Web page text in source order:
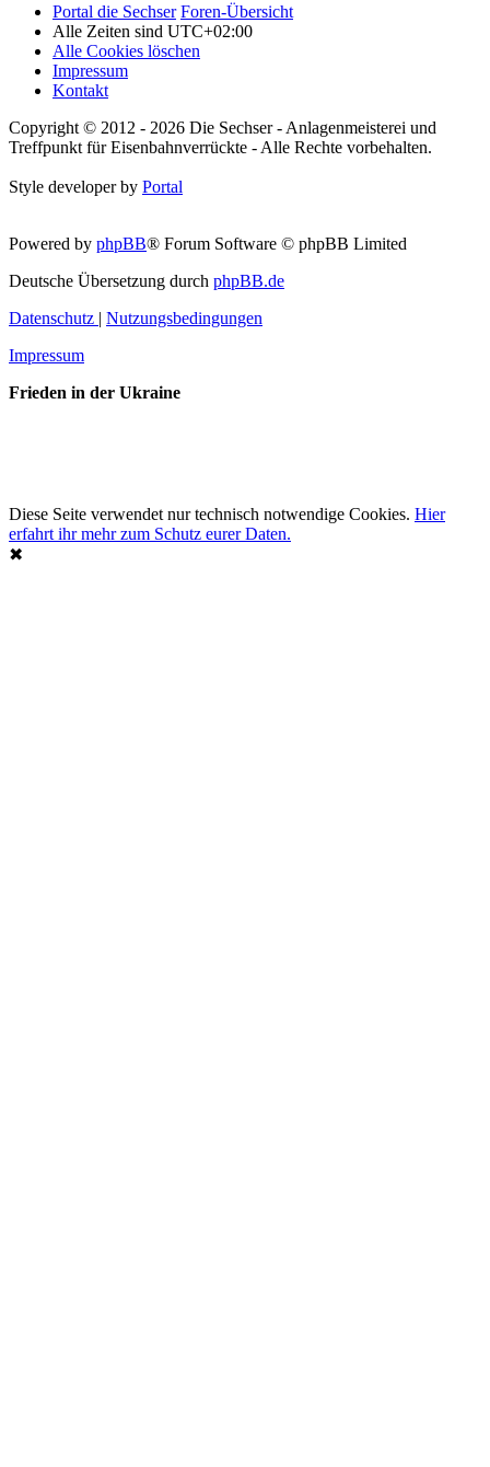
Portal die Sechser Foren-Übersicht
Alle Zeiten sind UTC+02:00
Alle Cookies löschen
Impressum
Kontakt
Copyright © 2012 - 2026 Die Sechser - Anlagenmeisterei und
Treffpunkt für Eisenbahnverrückte - Alle Rechte vorbehalten.
Style developer by Portal
Powered by phpBB® Forum Software © phpBB Limited
Deutsche Übersetzung durch phpBB.de
Datenschutz | Nutzungsbedingungen
Impressum
Frieden in der Ukraine
Diese Seite verwendet nur technisch notwendige Cookies. Hier
erfahrt ihr mehr zum Schutz eurer Daten.
✖